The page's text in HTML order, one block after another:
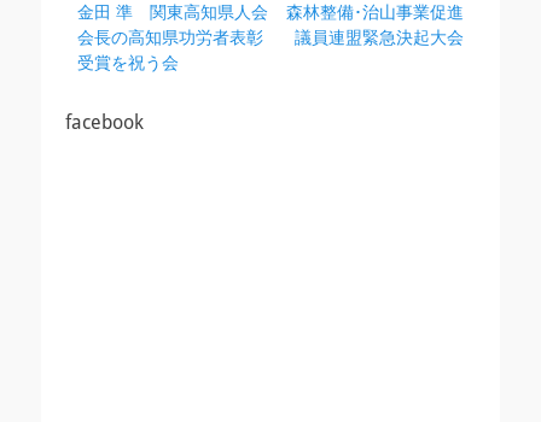
稿
ナ
ゲ
前
の
投
金田 準 関東高知県人会
会長の高知県功労者表彰
受賞を祝う会
森林整備･治山事業促進
議員連盟緊急決起大会
facebook